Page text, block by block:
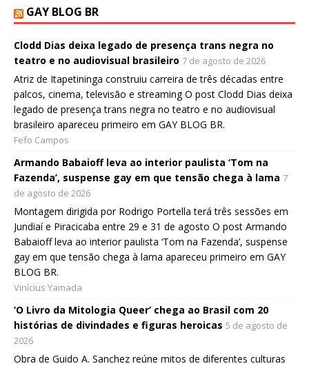
GAY BLOG BR
Clodd Dias deixa legado de presença trans negra no
teatro e no audiovisual brasileiro 7 de agosto de 2026
Atriz de Itapetininga construiu carreira de três décadas entre
palcos, cinema, televisão e streaming O post Clodd Dias deixa
legado de presença trans negra no teatro e no audiovisual
brasileiro apareceu primeiro em GAY BLOG BR.
Fefo Campos
Armando Babaioff leva ao interior paulista ‘Tom na
Fazenda’, suspense gay em que tensão chega à lama 7
de agosto de 2026
Montagem dirigida por Rodrigo Portella terá três sessões em
Jundiaí e Piracicaba entre 29 e 31 de agosto O post Armando
Babaioff leva ao interior paulista ‘Tom na Fazenda’, suspense
gay em que tensão chega à lama apareceu primeiro em GAY
BLOG BR.
Vinícius Yamada
‘O Livro da Mitologia Queer’ chega ao Brasil com 20
histórias de divindades e figuras heroicas 5 de agosto de
2026
Obra de Guido A. Sanchez reúne mitos de diferentes culturas